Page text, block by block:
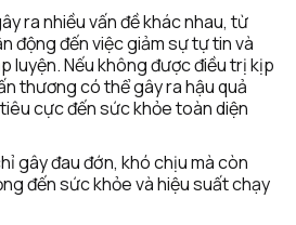
ra nhiều vấn đề khác nhau, từ
động đến việc giảm sự tự tin và
luyện. Nếu không được điều trị kịp
thương có thể gây ra hậu quả
cực đến sức khỏe toàn diện
gây đau đớn, khó chịu mà còn
đến sức khỏe và hiệu suất chạy